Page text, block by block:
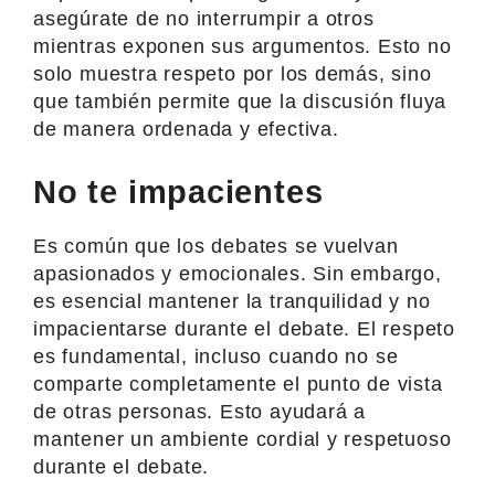
asegúrate de no interrumpir a otros
mientras exponen sus argumentos. Esto no
solo muestra respeto por los demás, sino
que también permite que la discusión fluya
de manera ordenada y efectiva.
No te impacientes
Es común que los debates se vuelvan
apasionados y emocionales. Sin embargo,
es esencial mantener la tranquilidad y no
impacientarse durante el debate. El respeto
es fundamental, incluso cuando no se
comparte completamente el punto de vista
de otras personas. Esto ayudará a
mantener un ambiente cordial y respetuoso
durante el debate.